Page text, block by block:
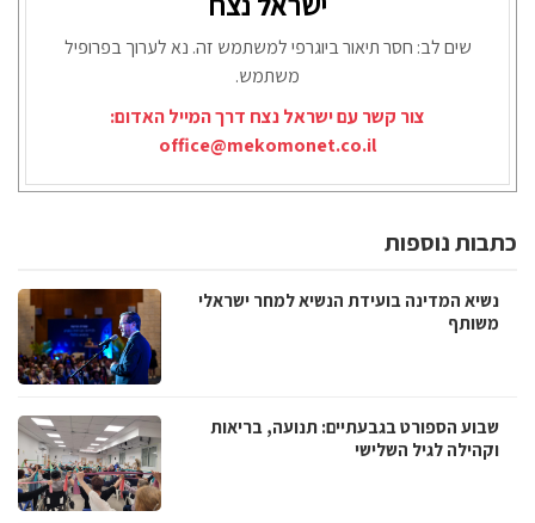
שים לב: חסר תיאור ביוגרפי למשתמש זה. נא לערוך בפרופיל
משתמש.
צור קשר עם ישראל נצח דרך המייל האדום:
office@mekomonet.co.il
כתבות נוספות
נשיא המדינה בועידת הנשיא למחר ישראלי
משותף
שבוע הספורט בגבעתיים: תנועה, בריאות
וקהילה לגיל השלישי